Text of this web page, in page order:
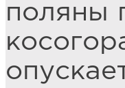
поляны